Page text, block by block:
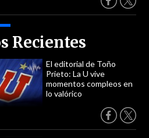
Recientes
El editorial de Toño
Prieto: La U vive
momentos compleos en
lo valórico